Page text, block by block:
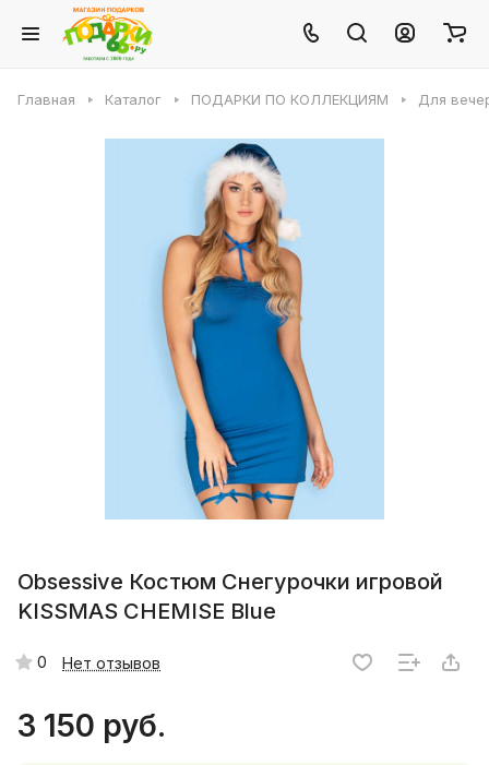
Главная Каталог ПОДАРКИ ПО КОЛЛЕКЦИЯМ Для
Obsessive Костюм Снегурочки игровой
KISSMAS CHEMISE Blue
0 Нет отзывов
3 150 руб.